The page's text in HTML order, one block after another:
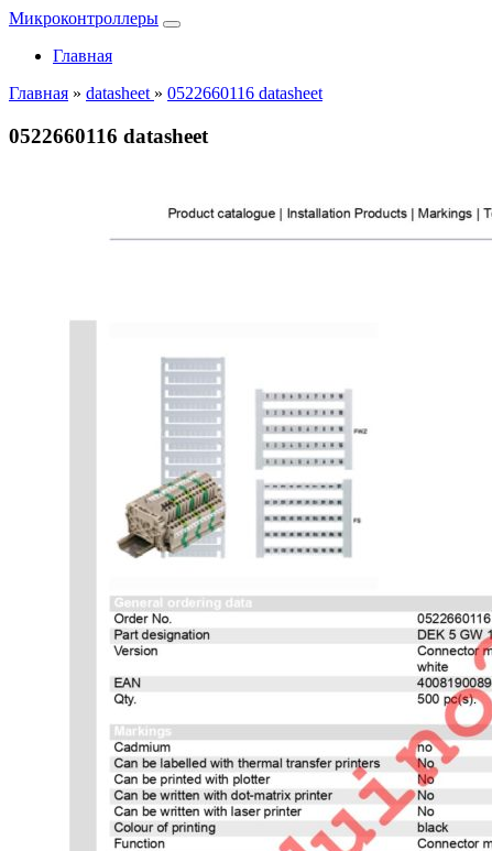
Микроконтроллеры
Главная
Главная » datasheet » 0522660116 datasheet
0522660116 datasheet